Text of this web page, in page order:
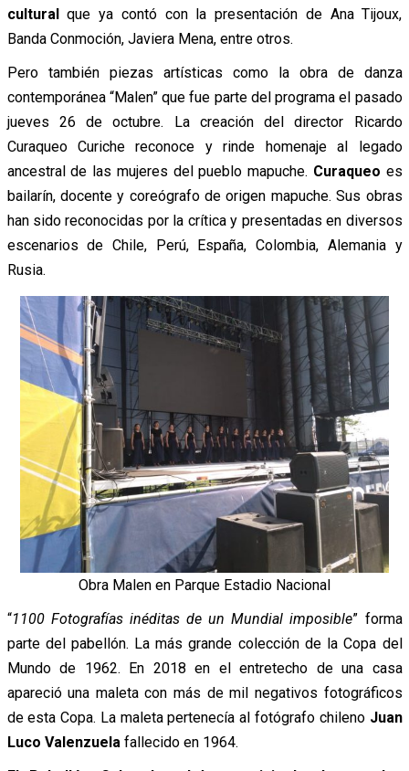
culturalque ya contó con la presentación de Ana Tijoux,
Banda Conmoción, Javiera Mena, entre otros.
Pero también piezas artísticas como la obra de danza
contemporánea “Malen” que fue parte del programa el pasado
jueves 26 de octubre. La creación del director Ricardo
Curaqueo Curiche reconoce y rinde homenaje al legado
ancestral de las mujeres del pueblo mapuche. Curaqueo es
bailarín, docente y coreógrafo de origen mapuche. Sus obras
han sido reconocidas por la crítica y presentadas en diversos
escenarios de Chile, Perú, España, Colombia, Alemania y
Rusia.
Obra Malen en Parque Estadio Nacional
“1100 Fotografías inéditas de un Mundial imposible” forma
parte del pabellón. La más grande colección de la Copa del
Mundo de 1962. En 2018 en el entretecho de una casa
apareció una maleta con más de mil negativos fotográficos
de esta Copa. La maleta pertenecía al fotógrafo chileno Juan
Luco Valenzuela fallecido en 1964.